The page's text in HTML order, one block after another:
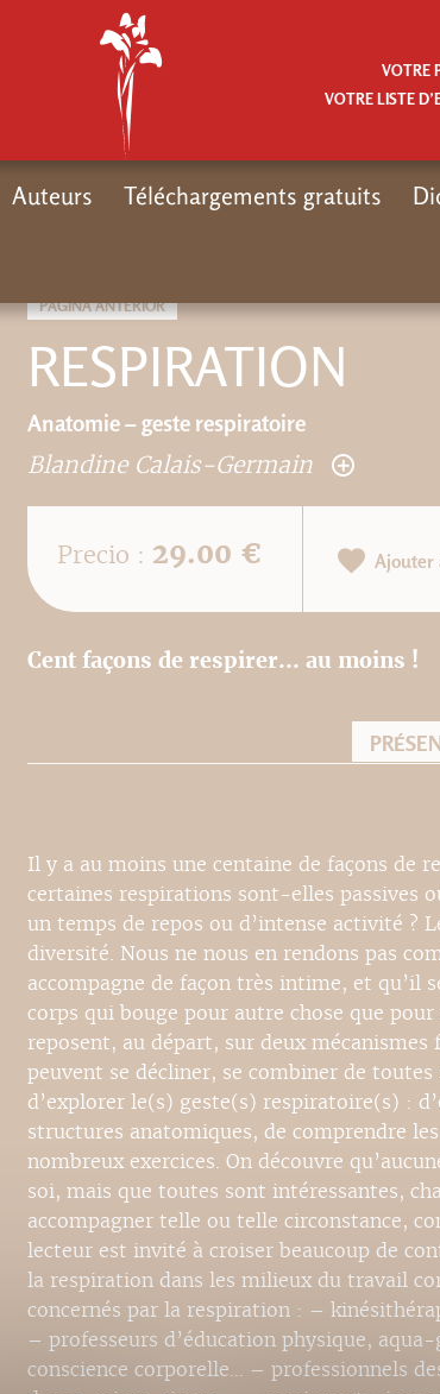
PÁGINA ANTERIOR
RESPIRATION
Anatomie – geste respiratoire
Blandine Calais-Germain
Precio : 29.00 € Ajouter
Cent façons de respirer... au moins !
Il y a au moins une centaine de façons de
certaines respirations sont-elles passives
un temps de repos ou d’intense activité ?
diversité. Nous ne nous en rendons pas
accompagne de façon très intime, et qu’il
corps qui bouge pour autre chose que
reposent, au départ, sur deux
peuvent se décliner, se combiner de
d’explorer le(s) geste(s) respiratoire(s) :
structures anatomiques, de comprendre
nombreux exercices. On découvre
soi, mais que toutes sont intéressantes,
accompagner telle ou telle circonstance,
lecteur est invité à croiser beaucoup de
la respiration dans les milieux du travail
concernés par la respiration : –
– professeurs d’éducation physique,
conscience corporelle… – professionnels
VOTRE
VOTRE LISTE
Auteurs Téléchargements gratuits